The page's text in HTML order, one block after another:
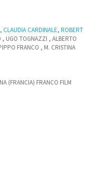
, CLAUDIA CARDINALE, ROBERT
, UGO TOGNAZZI , ALBERTO
FRANCO , M. CRISTINA
(FRANCIA) FRANCO FILM